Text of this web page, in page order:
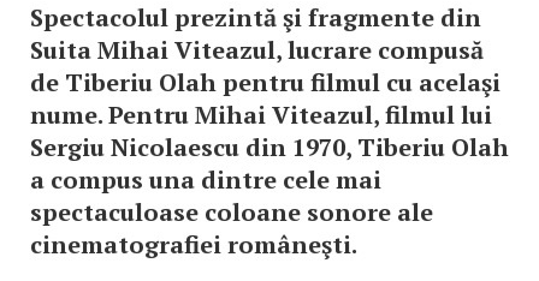
Spectacolul prezintă şi fragmente din
Suita Mihai Viteazul, lucrare compusă
de Tiberiu Olah pentru filmul cu acelaşi
nume. Pentru Mihai Viteazul, filmul lui
Sergiu Nicolaescu din 1970, Tiberiu Olah
a compus una dintre cele mai
spectaculoase coloane sonore ale
cinematografiei româneşti.